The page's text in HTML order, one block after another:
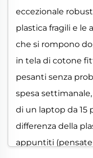
eccezionale
plastica fragili e le
che si rompono
in tela di cotone
pesanti senza
spesa
di un laptop da 15
differenza della
appuntiti (pensate